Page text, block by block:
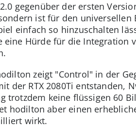
gegenüber der ersten
ist für den universellen
einfach so hinzuschalten
Hürde für die Integration
zeigt "Control" in der
der RTX 2080Ti entstanden,
trotzdem keine flüssigen 60
hodilton aber einen
wirkt.